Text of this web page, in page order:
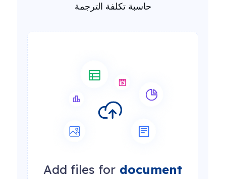
حاسبة تكلفة الترجمة
Add files for document